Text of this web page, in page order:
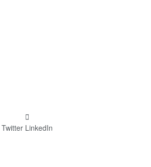
Twitter LinkedIn